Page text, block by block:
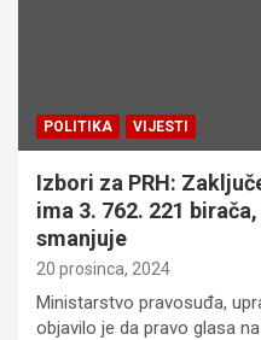
POLITIKA VIJESTI
Izbori za PRH:
ima 3. 762. 221
smanjuje
20 prosinca, 2024
Ministarstvo pravosuđa,
objavilo je da pravo glasa